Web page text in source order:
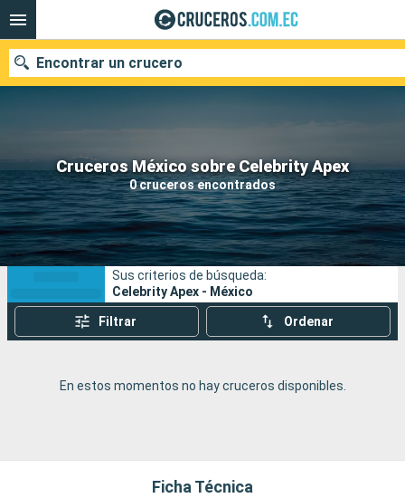
Cruceros México sobre Celebrity Apex
0 cruceros encontrados
Encontrar un crucero
Nuestros destinos
Fecha de salida
Puertos Compañías
Buscar
Sus criterios de búsqueda:
Celebrity Apex - México
Filtrar Ordenar
En estos momentos no hay cruceros disponibles.
Ficha Técnica